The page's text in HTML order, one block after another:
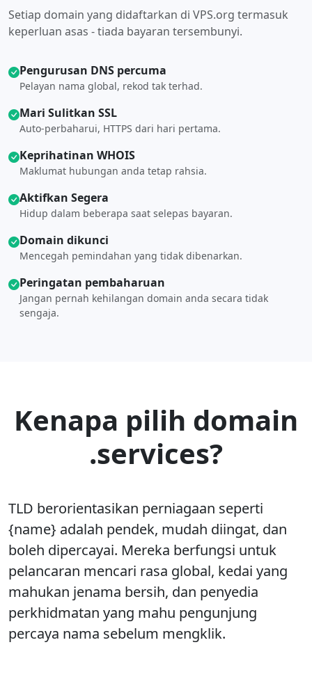
Setiap domain yang didaftarkan di VPS.org termasuk
keperluan asas - tiada bayaran tersembunyi.
Pengurusan DNS percuma
Pelayan nama global, rekod tak terhad.
Mari Sulitkan SSL
Auto-perbaharui, HTTPS dari hari pertama.
Keprihatinan WHOIS
Maklumat hubungan anda tetap rahsia.
Aktifkan Segera
Hidup dalam beberapa saat selepas bayaran.
Domain dikunci
Mencegah pemindahan yang tidak dibenarkan.
Peringatan pembaharuan
Jangan pernah kehilangan domain anda secara tidak
sengaja.
Kenapa pilih domain
.services?
TLD berorientasikan perniagaan seperti
{name} adalah pendek, mudah diingat, dan
boleh dipercayai. Mereka berfungsi untuk
pelancaran mencari rasa global, kedai yang
mahukan jenama bersih, dan penyedia
perkhidmatan yang mahu pengunjung
percaya nama sebelum mengklik.